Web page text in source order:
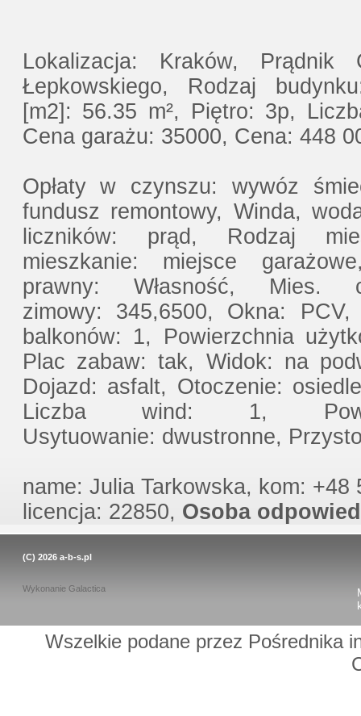
Lokalizacja: Kraków, Prądnik
Łepkowskiego, Rodzaj
[m2]: 56.35 m², Piętro: 3p,
Cena garażu: 35000, Cena: 448
Opłaty w czynszu: wywóz
fundusz remontowy, Winda,
liczników: prąd, Rodzaj
mieszkanie: miejsce
prawny: Własność, Mies.
zimowy: 345,6500, Okna:
balkonów: 1, Powierzchnia
Plac zabaw: tak, Widok: na
Dojazd: asfalt, Otoczenie:
Liczba wind: 1,
Usytuowanie: dwustronne,
name: Julia Tarkowska, kom:
licencja: 22850, Osoba
(C) 2026 a-b-s.pl
Wykonanie Galactica
Wszelkie podane przez Pośrednika